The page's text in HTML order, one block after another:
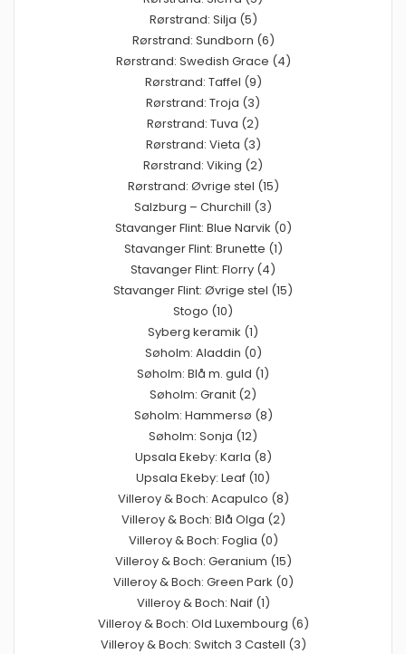
Rørstrand: Silja (5)
Rørstrand: Sundborn (6)
Rørstrand: Swedish Grace (4)
Rørstrand: Taffel (9)
Rørstrand: Troja (3)
Rørstrand: Tuva (2)
Rørstrand: Vieta (3)
Rørstrand: Viking (2)
Rørstrand: Øvrige stel (15)
Salzburg – Churchill (3)
Stavanger Flint: Blue Narvik (0)
Stavanger Flint: Brunette (1)
Stavanger Flint: Florry (4)
Stavanger Flint: Øvrige stel (15)
Stogo (10)
Syberg keramik (1)
Søholm: Aladdin (0)
Søholm: Blå m. guld (1)
Søholm: Granit (2)
Søholm: Hammersø (8)
Søholm: Sonja (12)
Upsala Ekeby: Karla (8)
Upsala Ekeby: Leaf (10)
Villeroy & Boch: Acapulco (8)
Villeroy & Boch: Blå Olga (2)
Villeroy & Boch: Foglia (0)
Villeroy & Boch: Geranium (15)
Villeroy & Boch: Green Park (0)
Villeroy & Boch: Naif (1)
Villeroy & Boch: Old Luxembourg (6)
Villeroy & Boch: Switch 3 Castell (3)